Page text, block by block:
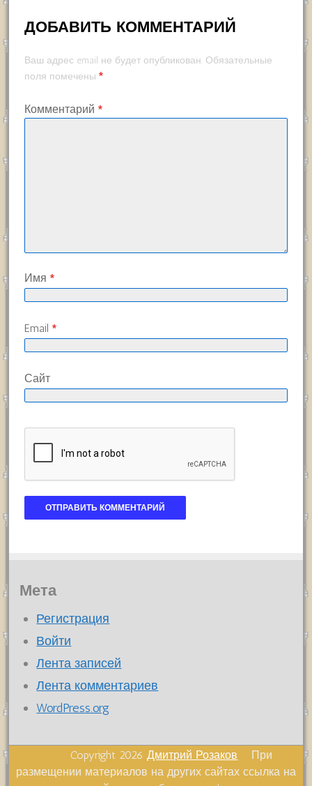
ДОБАВИТЬ КОММЕНТАРИЙ
Ваш адрес email не будет опубликован. Обязательные
поля помечены *
Комментарий *
Имя *
Email *
Сайт
Мета
Регистрация
Войти
Лента записей
Лента комментариев
WordPress.org
Copyright 2026Дмитрий Розаков При
размещении материалов на других сайтах ссылка на